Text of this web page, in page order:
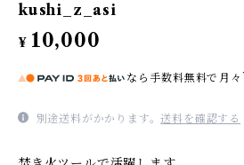
kushi_z_asi
¥ 10,000
なら 手数料無料で 月々
別途送料がかかります。送料を確認する